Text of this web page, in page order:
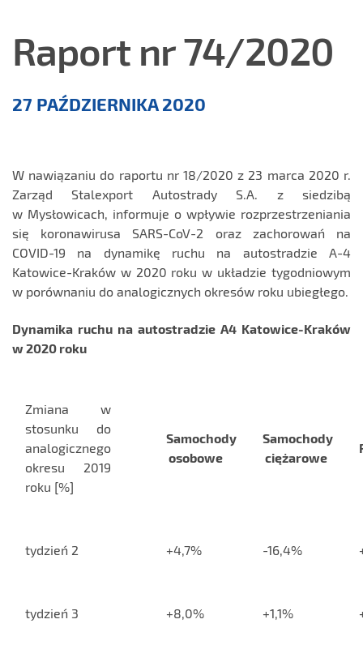
Raport nr 74/2020
Aktualności
27 PAŹDZIERNIKA 2020
W nawiązaniu do raportu nr 18/2020 z 23 marca 2020 r.
Zarząd Stalexport Autostrady S.A. z siedzibą
w Mysłowicach, informuje o wpływie rozprzestrzeniania
się koronawirusa SARS-CoV-2 oraz zachorowań na
COVID-19 na dynamikę ruchu na autostradzie A-4
Katowice-Kraków w 2020 roku w układzie tygodniowym
w porównaniu do analogicznych okresów roku ubiegłego.
Dynamika ruchu na autostradzie A4 Katowice-Kraków
w 2020 roku
Zmiana w
stosunku do
analogicznego
okresu 2019
roku [%]
Samochody
osobowe
Samochody
ciężarowe
tydzień 2 +4,7% -16,4%
tydzień 3 +8,0% +1,1%